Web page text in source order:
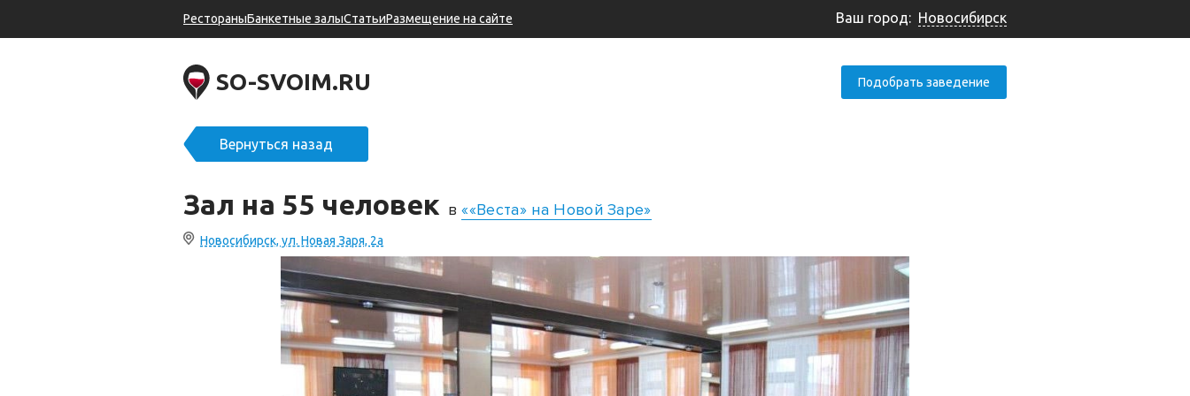
РестораныБанкетные залыСтатьиРазмещение на сайте Ваш город: Новосибирск
SO-SVOIM.RU Подобрать заведение
Вернуться назад
Зал на 55 человек в««Веста» на Новой Заре»
Новосибирск, ул. Новая Заря, 2а